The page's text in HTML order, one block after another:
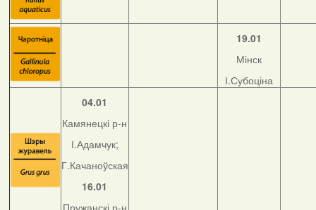
19.01
Мінск
І.Субоціна
04.01
Камянецкі р-н
І.Адамчук;
Г.Качаноўская
16.01
Пружанскі р-н